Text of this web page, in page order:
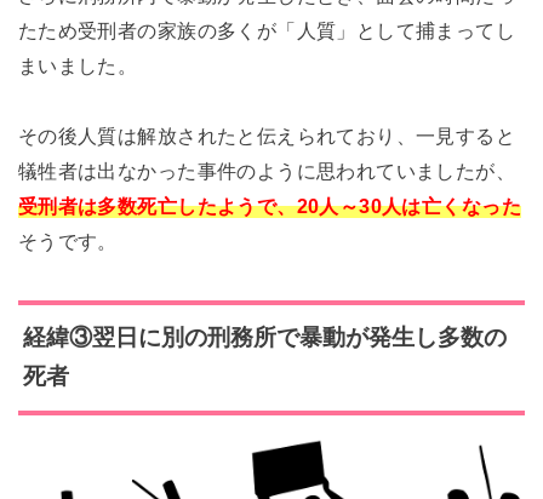
たため受刑者の家族の多くが「人質」として捕まってし
まいました。
その後人質は解放されたと伝えられており、一見すると
犠牲者は出なかった事件のように思われていましたが、
受刑者は多数死亡したようで、20人～30人は亡くなった
そうです。
経緯③翌日に別の刑務所で暴動が発生し多数の
死者